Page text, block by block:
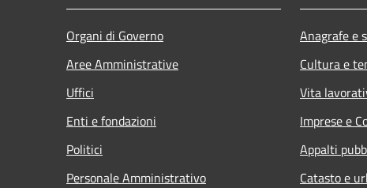
Organi di Governo
Aree Amministrative
Uffici
Enti e fondazioni
Politici
Personale Amministrativo
Anagrafe e
Cultura e
Vita
Imprese e
Appalti
Catasto e